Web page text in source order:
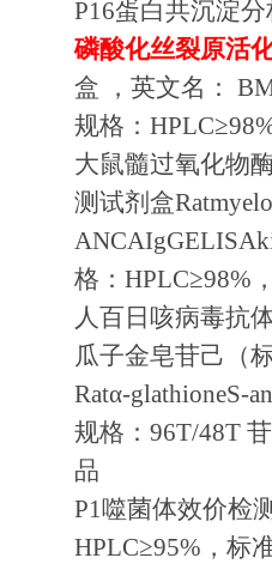
P16蛋白共沉淀
磷酸化丝裂原活
盒
，英文名：
规格： HPLC≥
大鼠髓过氧化物
测试剂盒
格： HPLC≥98%
人百日咳病毒抗
瓜子金皂苷己（
Ratα-glathioneS-
规格： 96T/48T 苷
品
P1噬菌体效价检
HPLC≥95% ，标